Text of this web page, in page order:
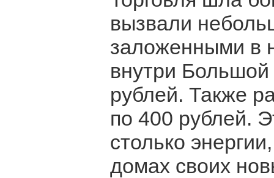
вызвали
заложенными в
внутри
рублей. Также
по 400 рублей.
столько
домах своих